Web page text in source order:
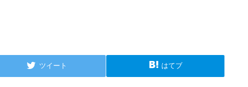
ツイート はてブ